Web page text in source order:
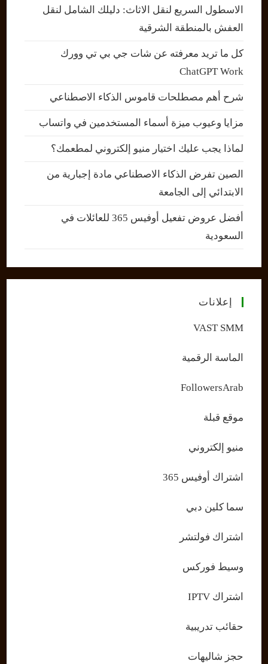
الاسطول السريع لنقل الاثاث: دليلك الشامل لنقل
العفش بالمنطقة الشرقية
كل ما تريد معرفته عن شات جي بي تي وورك
ChatGPT Work
شرح أهم مصطلحات قاموس الذكاء الاصطناعي
مزايا وعيوب ميزة أسماء المستخدمين في واتساب
لماذا يجب عليك اختيار منيو إلكتروني لمطعمك؟
الصين تفرض الذكاء الاصطناعي مادة إجبارية من
الابتدائي إلى الجامعة
أفضل عروض تفعيل أوفيس 365 للعائلات في
السعودية
إعلانات
VAST SMM
الماسة الرقمية
FollowersArab
موقع قبلة
منيو إلكتروني
اشتراك أوفيس 365
سما كلين دبي
اشتراك فولتشر
وسيط فوركس
اشتراك IPTV
حقائب تدريبية
حجز شاليهات